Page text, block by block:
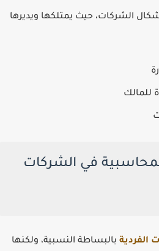
الشركات، حيث يمتلكها ويديرها
للمالك
المحاسبية في الشركات
الفردية بالبساطة النسبية، ولكنها